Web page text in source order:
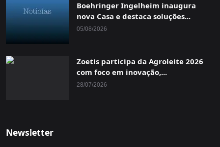
Boehringer Ingelheim inaugura
nova Casa e destaca soluções...
05/08/2026
Zoetis participa da Agroleite 2026
com foco em inovação,...
28/07/2026
Newsletter